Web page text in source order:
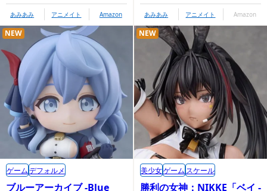
あみあみ アニメイト Amazon あみあみ アニメイト Amazon
ブルーアーカイブ -Blue
NEW
ゲームデフォルメ
勝利の女神：NIKKE「ベイ -
NEW
美少女ゲーム スケール